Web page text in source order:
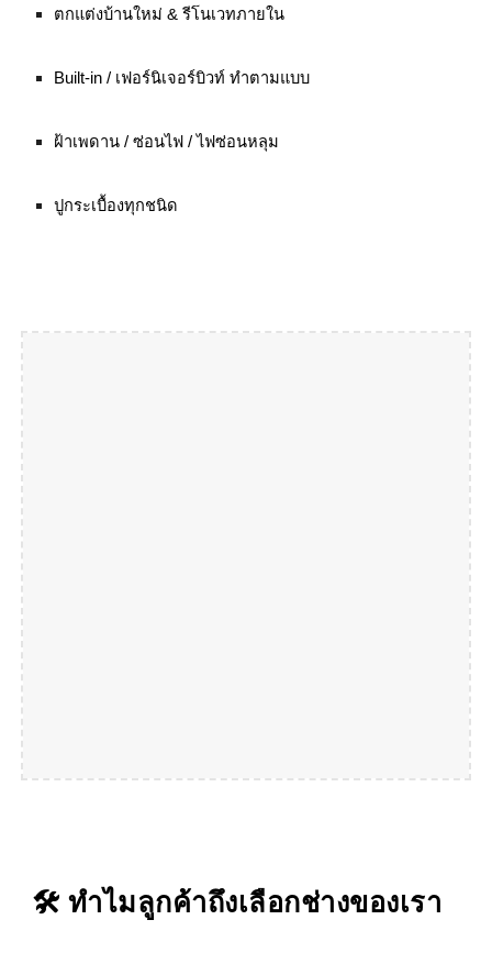
ตกแต่งบ้านใหม่ & รีโนเวทภายใน
Built-in / เฟอร์นิเจอร์บิวท์ ทำตามแบบ
ฝ้าเพดาน / ซ่อนไฟ / ไฟซ่อนหลุม
ปูกระเบื้องทุกชนิด
🛠️ ทำไมลูกค้าถึงเลือกช่างของเรา